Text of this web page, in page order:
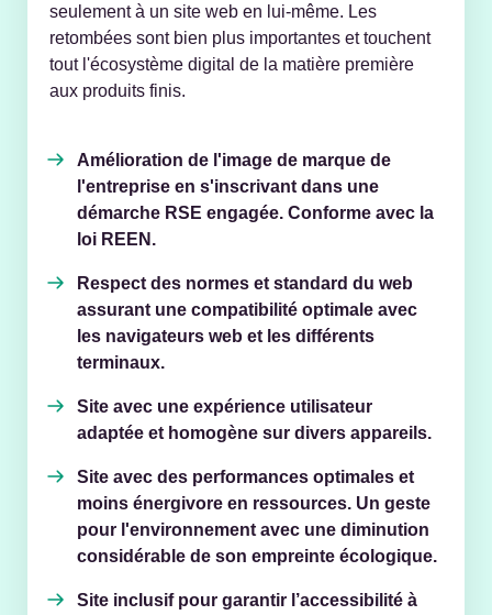
seulement à un site web en lui-même. Les
retombées sont bien plus importantes et touchent
tout l'écosystème digital de la matière première
aux produits finis.
Amélioration de l'image de marque de
l'entreprise en s'inscrivant dans une
démarche RSE engagée. Conforme avec la
loi REEN.
Respect des normes et standard du web
assurant une compatibilité optimale avec
les navigateurs web et les différents
terminaux.
Site avec une expérience utilisateur
adaptée et homogène sur divers appareils.
Site avec des performances optimales et
moins énergivore en ressources. Un geste
pour l'environnement avec une diminution
considérable de son empreinte écologique.
Site inclusif pour garantir l’accessibilité à